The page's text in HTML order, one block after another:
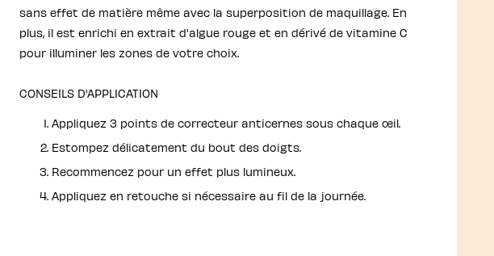
sans effet de matière même avec la superposition de maquillage. En
plus, il est enrichi en extrait d'algue rouge et en dérivé de vitamine C
pour illuminer les zones de votre choix.
CONSEILS D'APPLICATION
Appliquez 3 points de correcteur anticernes sous chaque œil.
Estompez délicatement du bout des doigts.
Recommencez pour un effet plus lumineux.
Appliquez en retouche si nécessaire au fil de la journée.